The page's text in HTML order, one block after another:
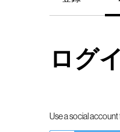
ログ
Use a social